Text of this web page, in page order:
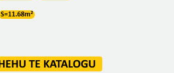
S=11.68m²